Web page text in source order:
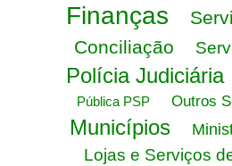
Finanças
Conciliação
Polícia Judiciária
Pública PSP
Outros
Municípios
Lojas e Serviços